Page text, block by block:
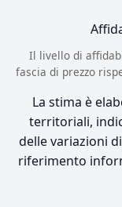
Il livello di
fascia di prezzo
La stima è
territoriali,
delle variazioni
riferimento